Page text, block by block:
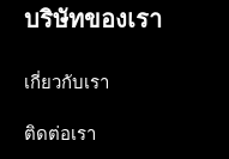
บริษัทของเรา
เกี่ยวกับเรา
ติดต่อเรา